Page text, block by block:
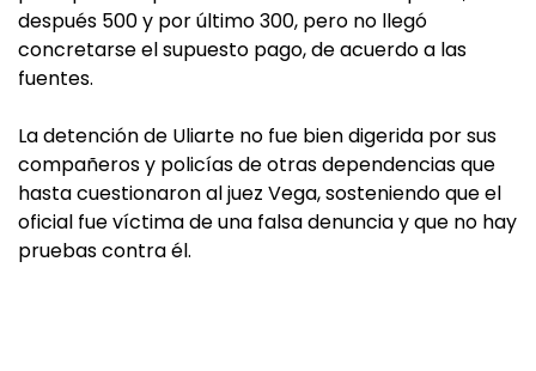
después 500 y por último 300, pero no llegó
concretarse el supuesto pago, de acuerdo a las
fuentes.
La detención de Uliarte no fue bien digerida por sus
compañeros y policías de otras dependencias que
hasta cuestionaron al juez Vega, sosteniendo que el
oficial fue víctima de una falsa denuncia y que no hay
pruebas contra él.